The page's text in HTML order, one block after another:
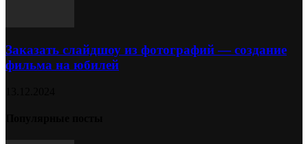
Заказать слайдшоу из фотографий — создание
фильма на юбилей